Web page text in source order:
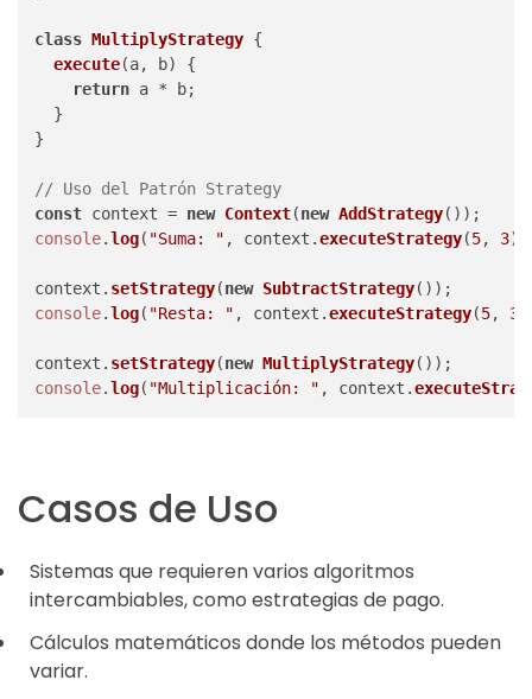
class MultiplyStrategy {
execute(a, b) {
return a * b;
  }
}
// Uso del Patrón Strategy
const context = new Context(new AddStrategy
console.log( "Suma: " , context.executeStrategy(5, 3
context. setStrategy(new SubtractStrategy
console.log( "Resta: " , context.executeStrategy(5, 3
context. setStrategy(new MultiplyStrategy
console.log( "Multiplicación: " , context.
Casos de Uso
Sistemas que requieren varios algoritmos
intercambiables, como estrategias de pago.
Cálculos matemáticos donde los métodos pueden
variar.